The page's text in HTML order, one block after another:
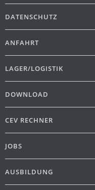
DATENSCHUTZ
ANFAHRT
LAGER/LOGISTIK
DOWNLOAD
CEV RECHNER
JOBS
AUSBILDUNG